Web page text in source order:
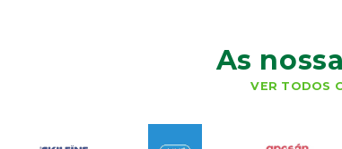
As
VER TODOS